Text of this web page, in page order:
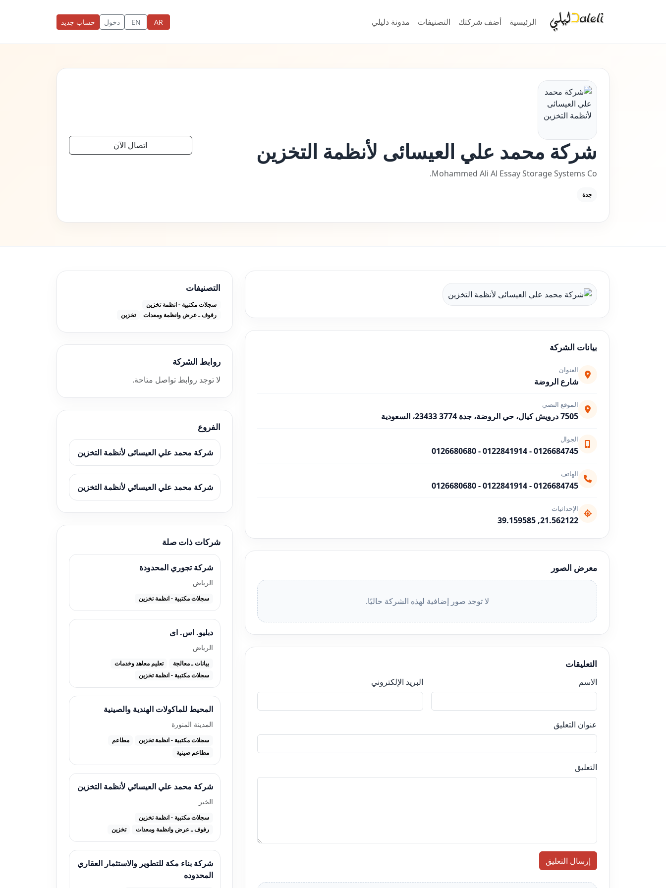
الرئيسية أضف شركتك التصنيفات مدونة دليلي AR
EN دخول حساب جديد
شركة محمد علي العيسائى لأنظمة التخزين
Mohammed Ali Al Essay Storage Systems Co.
جدة
اتصال الآن
بيانات الشركة
العنوان
شارع الروضة
الموقع النصي
7505 درويش كيال، حي الروضة، جدة 23433 3774، السعودية
الجوال
0126684745
-
0122841914
-
0126680680
الهاتف
0126684745
-
0122841914
-
0126680680
الإحداثيات
21.562122, 39.159585
معرض الصور
لا توجد صور إضافية لهذه الشركة حاليًا.
التعليقات
الاسم البريد الإلكتروني
عنوان التعليق
التعليق
إرسال التعليق
التصنيفات
سجلات مكتبية - انظمة تخزين
رفوف ـ عرض وانظمة ومعدات
تخزين
روابط الشركة
لا توجد روابط تواصل متاحة.
الفروع
شركة محمد علي العيسائى لأنظمة التخزين
شركة محمد علي العيسائي لأنظمة التخزين
شركات ذات صلة
شركة تجوري المحدودة
الرياض
سجلات مكتبية - انظمة تخزين
دبليو. اس. اى
الرياض
بيانات ـ معالجة
تعليم معاهد وخدمات
سجلات مكتبية - انظمة تخزين
المحيط للماكولات الهندية والصينية
المدينة المنورة
سجلات مكتبية - انظمة تخزين
مطاعم
مطاعم صينية
شركة محمد علي العيسائي لأنظمة التخزين
الخبر
سجلات مكتبية - انظمة تخزين
رفوف ـ عرض وانظمة ومعدات
تخزين
شركة بناء مكة للتطوير والاستثمار العقاري
المحدوده